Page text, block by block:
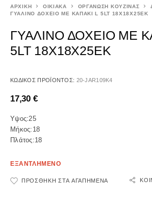
ΑΡΧΙΚΉ ΟΙΚΙΑΚΑ ΟΡΓΑΝΩΣΗ ΚΟΥΖΙΝΑΣ
ΓΥΑΛΙΝΟ ΔΟΧΕΙΟ ΜΕ ΚΑΠΑΚΙ L 5LT 18Χ18Χ25ΕΚ
ΓΥΑΛΙΝΟ ΔΟΧΕΙΟ ΜΕ
5LT 18Χ18Χ25ΕΚ
ΚΩΔΙΚΌΣ ΠΡΟΪΌΝΤΟΣ: 20-JAR109K4
17,30 €
Υψος:25
Μήκος:18
Πλάτος:18
ΕΞΑΝΤΛΗΜΕΝΟ
ΠΡΟΣΘΉΚΗ ΣΤΑ ΑΓΑΠΗΜΈΝΑ